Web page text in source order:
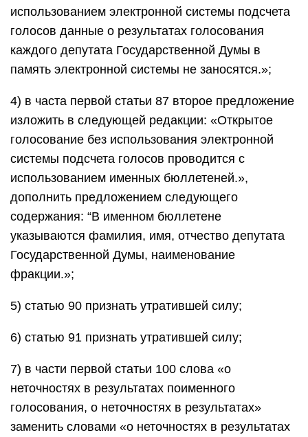
использованием электронной системы подсчета
голосов данные о результатах голосования
каждого депутата Государственной Думы в
память электронной системы не заносятся.»;
4) в часта первой статьи 87 второе предложение
изложить в следующей редакции: «Открытое
голосование без использования электронной
системы подсчета голосов проводится с
использованием именных бюллетеней.»,
дополнить предложением следующего
содержания: “В именном бюллетене
указываются фамилия, имя, отчество депутата
Государственной Думы, наименование
фракции.»;
5) статью 90 признать утратившей силу;
6) статью 91 признать утратившей силу;
7) в части первой статьи 100 слова «о
неточностях в результатах поименного
голосования, о неточностях в результатах»
заменить словами «о неточностях в результатах